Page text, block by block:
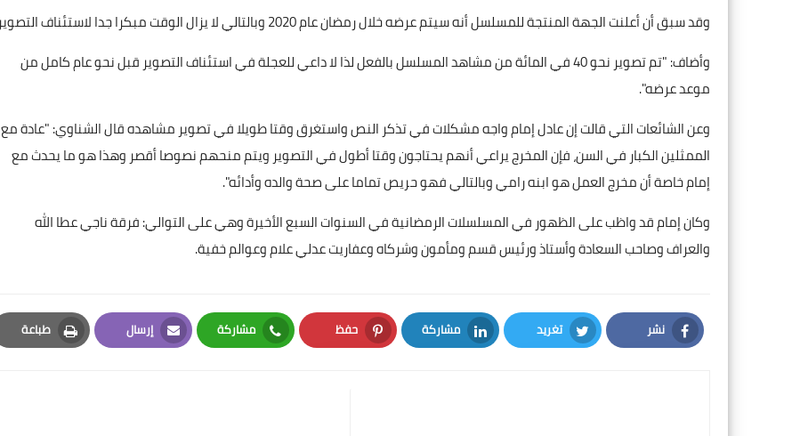
وقد سبق أن أعلنت الجهة المنتجة للمسلسل أنه سيتم عرضه خلال رمضان عام 2020 وبالتالي لا يزال الوقت مبكرا جدا لاستئناف التصوير".
وأضاف: "تم تصوير نحو 40 في المائة من مشاهد المسلسل بالفعل لذا لا داعي للعجلة في استئناف التصوير قبل نحو عام كامل من
موعد عرضه".
وعن الشائعات التي قالت إن عادل إمام واجه مشكلات في تذكر النص واستغرق وقتا طويلا في تصوير مشاهده قال الشناوي: "عادة مع
الممثلين الكبار في السن، فإن المخرج يراعي أنهم يحتاجون وقتا أطول في التصوير ويتم منحهم نصوصا أقصر وهذا هو ما يحدث مع
إمام خاصة أن مخرج العمل هو ابنه رامي وبالتالي فهو حريص تماما على صحة والده وأدائه".
وكان إمام قد واظب على الظهور في المسلسلات الرمضانية في السنوات السبع الأخيرة وهي على التوالي: فرقة ناجي عطا الله
والعراف وصاحب السعادة وأستاذ ورئيس قسم ومأمون وشركاه وعفاريت عدلي علام وعوالم خفية.
نشر
Facebook
تغريد
Twitter
مشاركة
LinkedIn
حفظ
Pinterest
مشاركة
Whatsapp
إرسال
Email
طباعة
Print